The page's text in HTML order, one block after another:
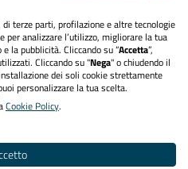
terze parti, profilazione e altre tecnologie
per analizzare l’utilizzo, migliorare la tua
la pubblicità. Cliccando su “Accetta”,
Cliccando su "Nega" o chiudendo il
dei soli cookie strettamente
personalizzare la tua scelta.
Cookie Policy.